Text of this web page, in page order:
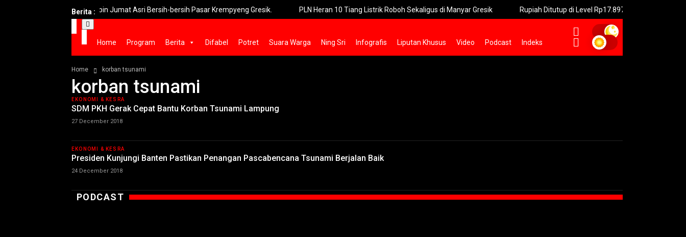
Berita :
Bupati Yani Pimpin Jumat Asri Bersih-bersih Pasar Krempyeng Gresik. PLN Heran 10 Tiang Listrik Roboh Sekaligus di Manyar Gresik Rupiah Ditutup di Level Rp17.897 pada Jumat
Home Program Berita Difabel Potret Suara Warga Ning Sri Infografis Liputan Khusus Video Podcast Indeks
Home korban tsunami
korban tsunami
EKONOMI & KESRA
SDM PKH Gerak Cepat Bantu Korban Tsunami Lampung
27 December 2018
EKONOMI & KESRA
Presiden Kunjungi Banten Pastikan Penangan Pascabencana Tsunami Berjalan Baik
24 December 2018
PODCAST